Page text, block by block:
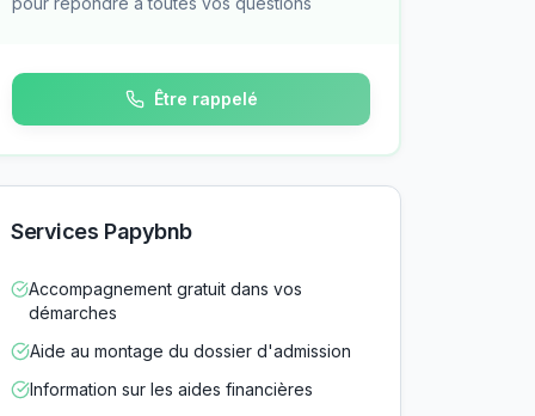
Être rappelé
Services Papybnb
Accompagnement gratuit dans vos
démarches
Aide au montage du dossier d'admission
Information sur les aides financières